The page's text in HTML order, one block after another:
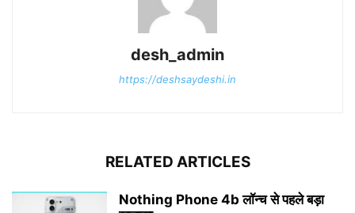
desh_admin
https://deshsaydeshi.in
RELATED ARTICLES
Nothing Phone 4b लॉन्च से पहले बड़ा